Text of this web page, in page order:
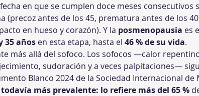
en que se cumplen doce meses
(precoz antes de los 45, prematura antes de los
en hueso y corazón). Y la posmenopausia es
35 años en esta etapa, hasta el 46 % de su vida.
más allá del sofoco. Los sofocos —calor
sudoración y a veces palpitaciones—
Blanco 2024 de la Sociedad Internacional de
más prevalente: lo refiere más del 65 %